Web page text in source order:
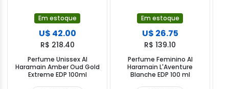
Em estoque
U$ 42.00
R$ 218.40
Perfume Unissex Al
Haramain Amber Oud Gold
Extreme EDP 100ml
Em estoque
U$ 26.75
R$ 139.10
Perfume Feminino Al
Haramain L'Aventure
Blanche EDP 100 ml